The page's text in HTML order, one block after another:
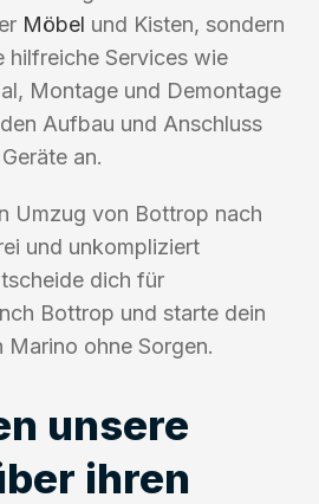
Möbel und Kisten, sondern
hilfreiche Services wie
Montage und Demontage
Aufbau und Anschluss
an.
Umzug von Bottrop nach
und unkompliziert
dich für
Bottrop und starte dein
Marino ohne Sorgen.
unsere
ihren